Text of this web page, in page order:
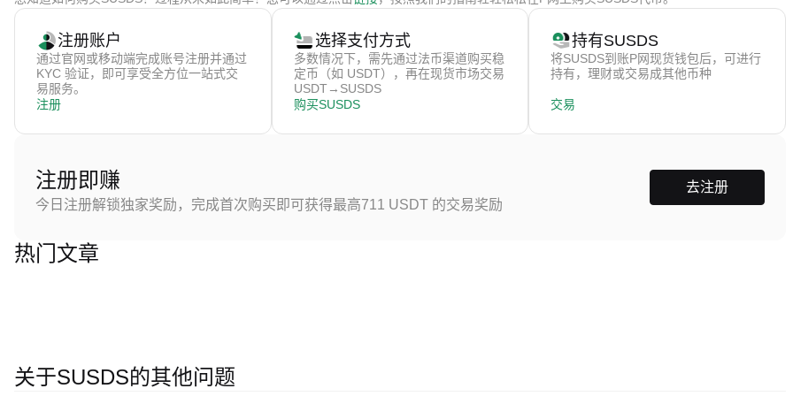
注册账户
通过官网或移动端完成账号注册并通过
KYC 验证，即可享受全方位一站式交
易服务。
注册
选择支付方式
多数情况下，需先通过法币渠道购买稳
定币（如 USDT），再在现货市场交易
USDT→SUSDS
购买SUSDS
持有SUSDS
将SUSDS到账P网现货钱包后，可进行
持有，理财或交易成其他币种
交易
注册即赚
今日注册解锁独家奖励，完成首次购买即可获得最高711 USDT 的交易奖励
去注册
热门文章
关于SUSDS的其他问题